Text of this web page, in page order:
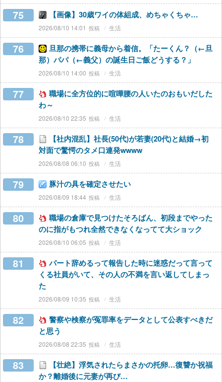
75 【画像】30歳ワイの体組成、めちゃくちゃ…
2026/08/10 14:01 生活
76
旦那の携帯に義母から着信。「たーくん？（←旦
那）パパ（←義父）の誕生日ご飯どうする？」
2026/08/10 14:00 生活
77
職場に全方位的に喧嘩腰の人いたのおもいだした
わ～
2026/08/10 22:35 生活
78
【社内混乱】社長(50代)が若妻(20代)と結婚→初
対面で驚愕のタメ口連発wwww
2026/08/08 06:10 生活
79 豚汁の具を確定させたい
2026/08/09 18:44 生活
80
職場の倉庫で見つけたそろばん、初段までやった
のに指がもつれ全然できなくなってて大ショック
2026/08/10 06:05 生活
81
パート辞めるって報告した時に迷惑だって言って
くる社員がいて、その人の不満を言い返してしまっ
た
2026/08/09 10:35 生活
82
警察や検察が冤罪率をデータとして公表すべきだ
と思う
2026/08/08 22:35 生活
83
【壮絶】浮気されたらまさかの托卵…復讐か祝福
か？離婚後に元妻が再び…